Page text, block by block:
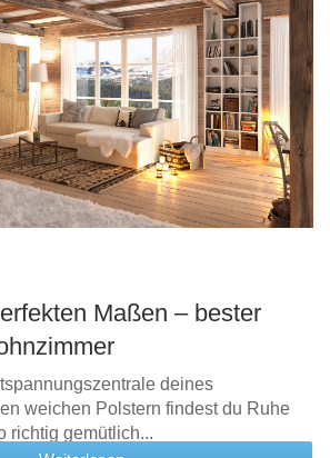
Maßen – bester
deines
weichen Polstern findest du Ruhe
richtig gemütlich...